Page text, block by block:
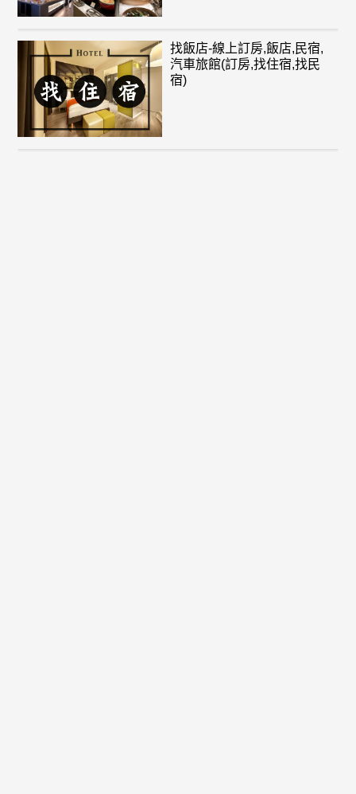
找飯店-線上訂房,飯店,民宿,
汽車旅館(訂房,找住宿,找民
宿)